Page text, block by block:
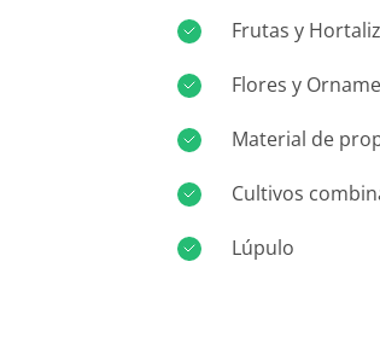
Frutas y
Flores y
Material de
Cultivos
Lúpulo